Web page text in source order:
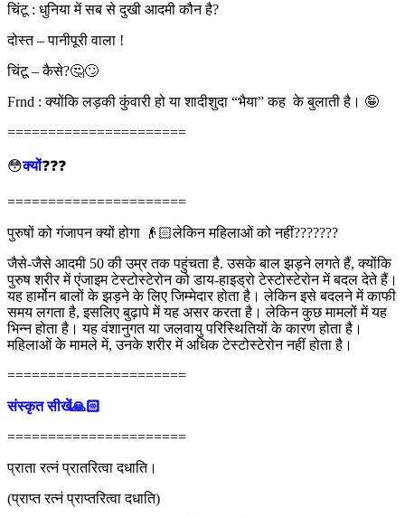
चिंटू : धुनिया में सब से दुखी आदमी कौन है?
दोस्त – पानीपूरी वाला !
चिंटू – कैसे?🤔🙄
Frnd : क्योंकि लड़की कुंवारी हो या शादीशुदा “भैया” कह के बुलाती है। 🤪
======================
😳क्यों❓❓❓
======================
पुरुषों को गंजापन क्यों होगा 👴🏻लेकिन महिलाओं को नहीं???????
जैसे-जैसे आदमी 50 की उम्र तक पहुंचता है. उसके बाल झड़ने लगते हैं, क्योंकि
पुरुष शरीर में एंजाइम टेस्टोस्टेरोन को डाय-हाइड्रो टेस्टोस्टेरोन में बदल देते हैं।
यह हार्मोन बालों के झड़ने के लिए जिम्मेदार होता है। लेकिन इसे बदलने में काफी
समय लगता है, इसलिए बुढ़ापे में यह असर करता है। लेकिन कुछ मामलों में यह
भिन्न होता है। यह वंशानुगत या जलवायु परिस्थितियों के कारण होता है।
महिलाओं के मामले में, उनके शरीर में अधिक टेस्टोस्टेरोन नहीं होता है।
======================
संस्कृत सीखें🙏🏻
======================
प्राता रत्नं प्रातरित्वा दधाति।
(प्राप्त रत्नं प्राप्तरित्वा दधाति)